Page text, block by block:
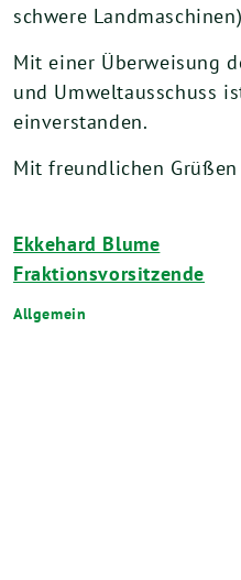
schwere Landmaschinen)
Mit einer Überweisung
und Umweltausschuss
einverstanden.
Mit freundlichen Grüßen
Ekkehard Blume
Fraktionsvorsitzende
Allgemein